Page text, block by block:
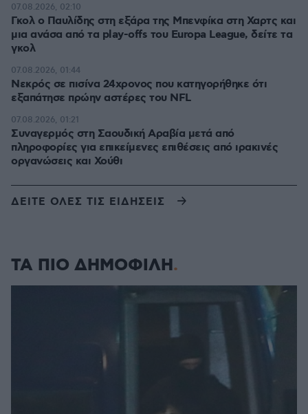
Γκολ ο Παυλίδης στη εξάρα της Μπενφίκα στη Χαρτς και
μια ανάσα από τα play-offs του Europa League, δείτε τα
γκολ
07.08.2026, 02:10
Νεκρός σε πισίνα 24χρονος που κατηγορήθηκε ότι
εξαπάτησε πρώην αστέρες του NFL
07.08.2026, 01:44
Συναγερμός στη Σαουδική Αραβία μετά από
πληροφορίες για επικείμενες επιθέσεις από ιρακινές
οργανώσεις και Χούθι
07.08.2026, 01:21
ΔΕΙΤΕ ΟΛΕΣ ΤΙΣ ΕΙΔΗΣΕΙΣ
ΤΑ ΠΙΟ ΔΗΜΟΦΙΛΗ